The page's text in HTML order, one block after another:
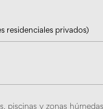
residenciales privados)
piscinas y zonas